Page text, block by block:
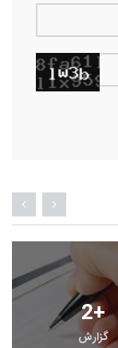
2+
گزارش